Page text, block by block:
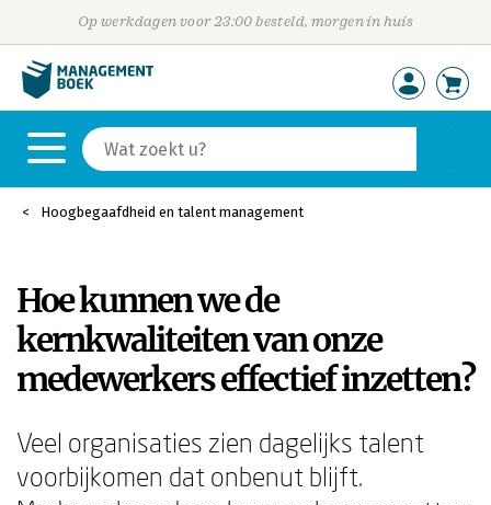
Op werkdagen voor 23:00 besteld, morgen in huis
Hoogbegaafdheid en talent management
Hoe kunnen we de
kernkwaliteiten van onze
medewerkers effectief inzetten?
Veel organisaties zien dagelijks talent
voorbijkomen dat onbenut blijft.